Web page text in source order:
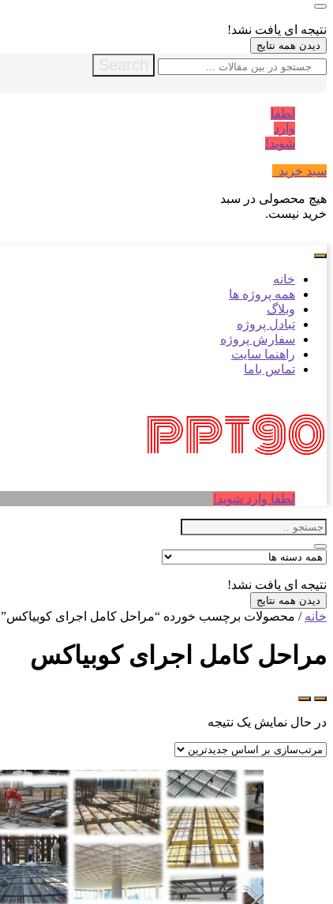
نتیجه ای یافت نشد!
دیدن همه نتایج
Search
لطفا
وارد
شوید!
سبد خرید
هیچ محصولی در سبد
خرید نیست.
خانه
همه پروژه ها
وبلاگ
تبادل پروژه
سفارش پروژه
راهنما سایت
تماس باما
لطفا وارد شوید!
نتیجه ای یافت نشد!
دیدن همه نتایج
خانه / محصولات برچسب خورده “مراحل کامل اجرای کوبیاکس”
مراحل کامل اجرای کوبیاکس
در حال نمایش یک نتیجه